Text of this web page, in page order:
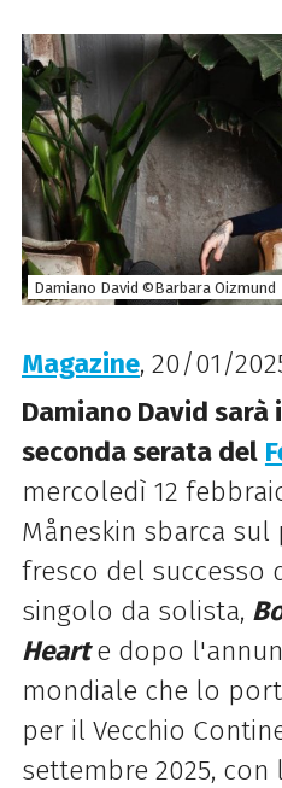
Damiano David ©Barbara Oizmund
Magazine, 20/01/
Damiano David
seconda serata del
mercoledì 12
Måneskin sbarca
fresco del successo
singolo da solista,
Hearte dopo
mondiale che lo
per il Vecchio
settembre 2025,